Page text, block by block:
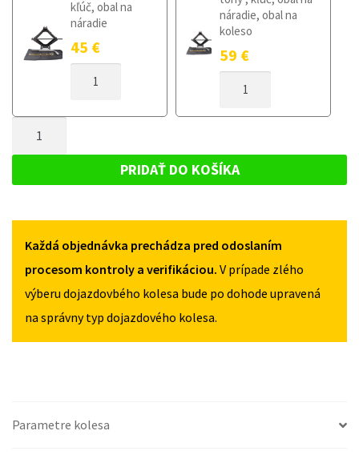
kľúč, obal na
náradie
45 €
DOJAZDOVÉ
VOLVO
II
2012
náradie, obal na
koleso
59 €
DOJAZDOVÉ
II
2004-
5X108
VOLVO
2004-
2012
135/80R16
PRIDAŤ DO KOŠÍKA
Každá objednávka prechádza pred odoslaním
procesom kontroly a verifikáciou. V prípade zlého
výberu dojazdovbého kolesa bude po dohode upravená
na správny typ dojazdového kolesa.
Parametre kolesa